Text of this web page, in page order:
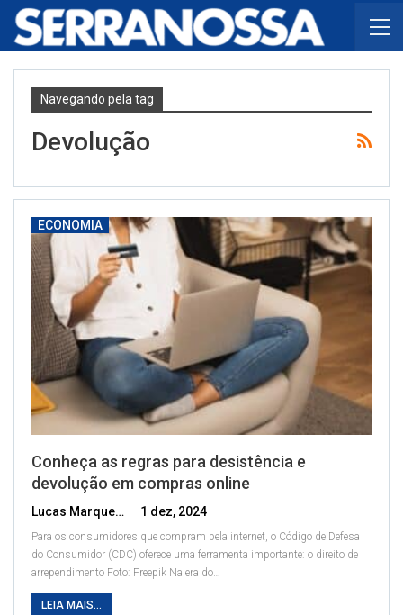
Navegando pela tag
Devolução
ECONOMIA
Conheça as regras para desistência e
devolução em compras online
Lucas Marques 1 dez, 2024
Para os consumidores que compram pela internet, o Código de Defesa
do Consumidor (CDC) oferece uma ferramenta importante: o direito de
arrependimento Foto: Freepik Na era do…
LEIA MAIS...